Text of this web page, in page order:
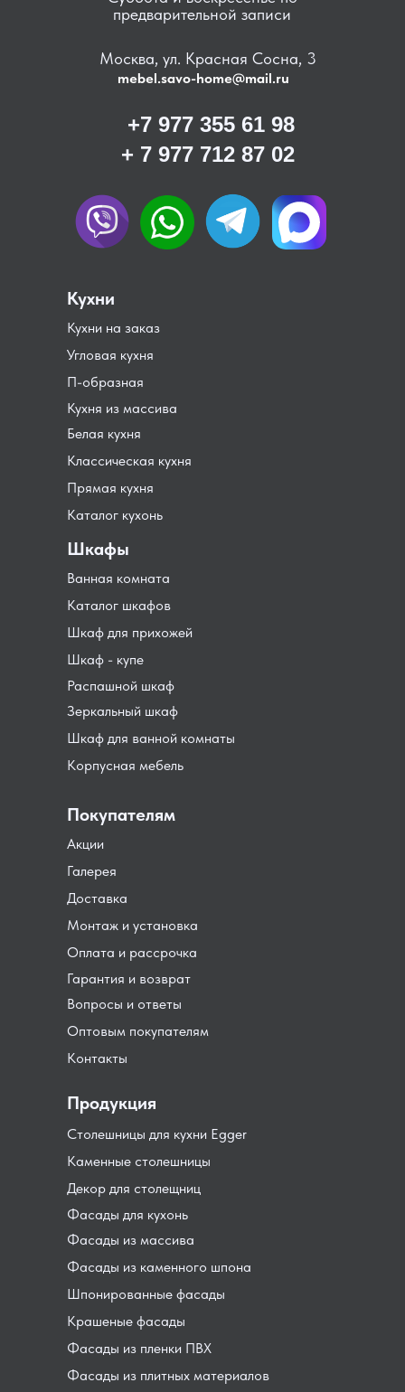
+ 7 977 712 87 02
предварительной записи
Москва, ул. Красная Сосна, 3
+7 977 355 61 98
Гарантия и возврат
Монтаж и установка
Доставка
Оплата и рассрочка
Оптовым покупателям
Контакты
Вопросы и ответы
Фасады для кухонь
Каменные столешницы
Столешницы для кухни Egger
Декор для столещниц
Шпонированные фасады
Фасады из массива
Фасады из каменного шпона
Крашеные фасады
Фасады из пленки ПВХ
Фасады из плитных материалов
Распашной шкаф
Шкаф для прихожей
Шкаф - купе
Каталог шкафов
Шкаф для ванной комнаты
Зеркальный шкаф
Корпусная мебель
Ванная комната
Акции
Кухня из массива
Угловая кухня
Кухни на заказ
П-образная
Классическая кухня
Белая кухня
Галерея
Покупателям
Кухни
Шкафы
Продукция
Прямая кухня
Каталог кухонь
mebel.savo-home@mail.ru